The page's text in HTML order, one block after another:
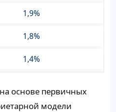
1,9%
1,8%
1,4%
основе первичных
модели